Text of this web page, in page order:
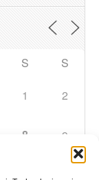
S S
1 2
8 9
15